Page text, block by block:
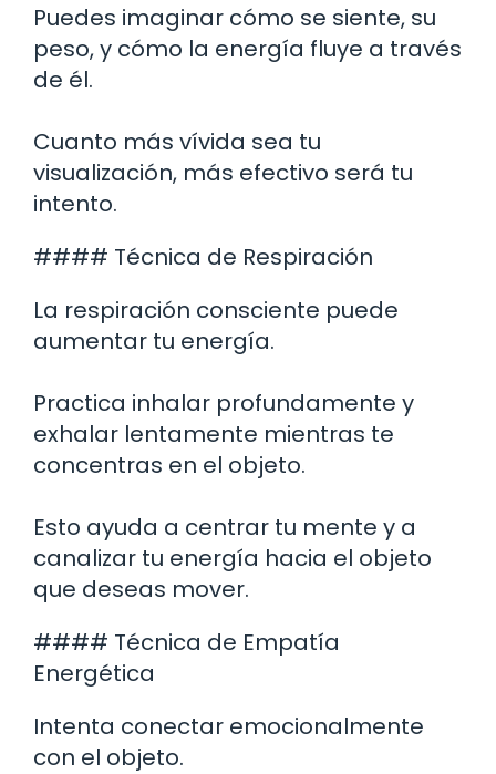
Puedes imaginar cómo se siente, su
peso, y cómo la energía fluye a través
de él.
Cuanto más vívida sea tu
visualización, más efectivo será tu
intento.
#### Técnica de Respiración
La respiración consciente puede
aumentar tu energía.
Practica inhalar profundamente y
exhalar lentamente mientras te
concentras en el objeto.
Esto ayuda a centrar tu mente y a
canalizar tu energía hacia el objeto
que deseas mover.
#### Técnica de Empatía
Energética
Intenta conectar emocionalmente
con el objeto.